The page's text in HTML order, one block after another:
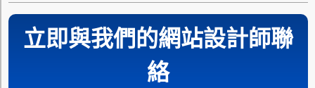
立即與我們的網站設計師聯
絡